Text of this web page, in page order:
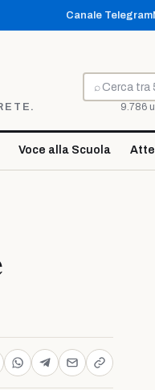
Canale Telegram
⌕
Cerca
9.786
Voce alla Scuola